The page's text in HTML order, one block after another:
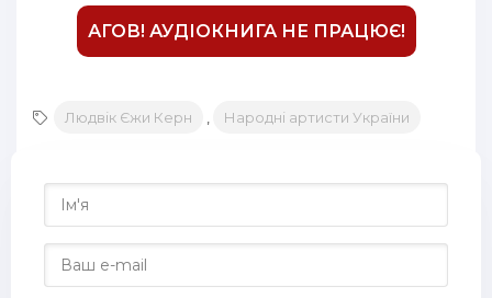
АГОВ! АУДІОКНИГА НЕ ПРАЦЮЄ!
Людвік Єжи Керн Народні артисти України